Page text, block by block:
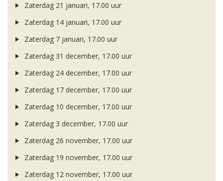
Zaterdag 21 januari, 17.00 uur
Zaterdag 14 januari, 17.00 uur
Zaterdag 7 januari, 17.00 uur
Zaterdag 31 december, 17.00 uur
Zaterdag 24 december, 17.00 uur
Zaterdag 17 december, 17.00 uur
Zaterdag 10 december, 17.00 uur
Zaterdag 3 december, 17.00 uur
Zaterdag 26 november, 17.00 uur
Zaterdag 19 november, 17.00 uur
Zaterdag 12 november, 17.00 uur